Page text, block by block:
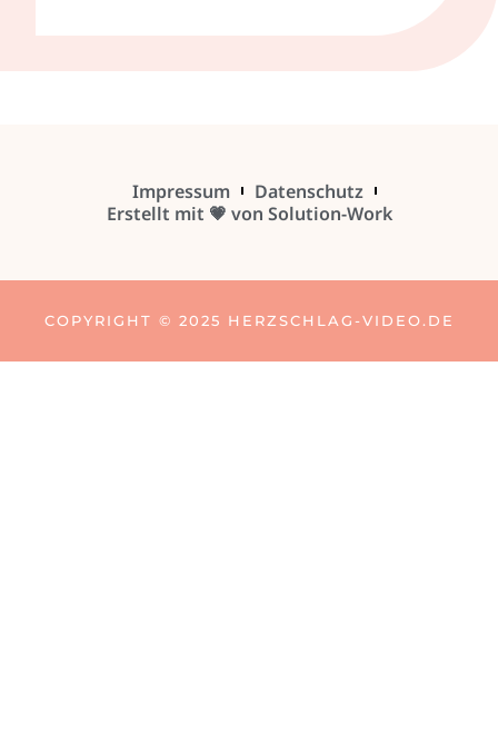
Impressum
Datenschutz
Erstellt mit 💗 von Solution-Work
COPYRIGHT © 2025 HERZSCHLAG-VIDEO.DE